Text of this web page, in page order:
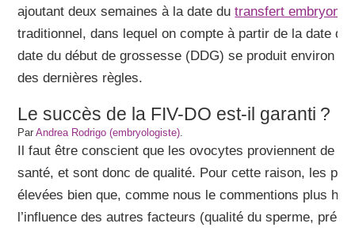
ajoutant deux semaines à la date dutransfert
traditionnel, dans lequel on compte à partir de la date
date du début de grossesse (DDG) se produit environ
des dernières règles.
Le succès de la FIV-DO est-il garanti ?
ParAndrea Rodrigo (embryologiste).
Il faut être conscient que les ovocytes proviennent de
santé, et sont donc de qualité. Pour cette raison, les
élevées bien que, comme nous le commentions plus
l’influence des autres facteurs (qualité du sperme,